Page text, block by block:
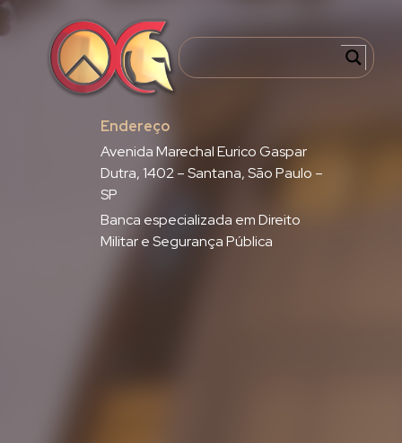
Endereço
Avenida Marechal Eurico Gaspar
Dutra, 1402 – Santana, São Paulo –
SP
Banca especializada em Direito
Militar e Segurança Pública